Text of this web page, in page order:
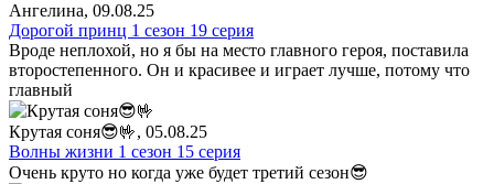
Ангелина, 09.08.25
Дорогой принц 1 сезон 19 серия
Вроде неплохой, но я бы на место главного героя, поставила
второстепенного. Он и красивее и играет лучше, потому что
главный
Крутая соня😎🤟, 05.08.25
Волны жизни 1 сезон 15 серия
Очень круто но когда уже будет третий сезон😎